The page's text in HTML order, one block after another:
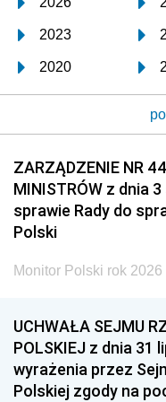
2023
2020
2017
2014
2011
2008
2005
1996
1993
1990
ZARZĄDZENIE NR
MINISTRÓW z dnia
sprawie Rady do
Polski
Monitor Polski rok 2026
UCHWAŁA SEJMU
POLSKIEJ z dnia 31
wyrażenia przez
Polskiej zgody na